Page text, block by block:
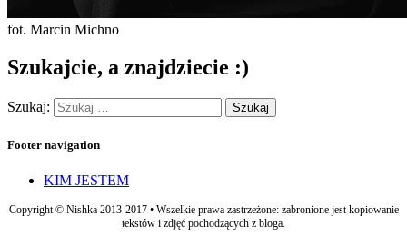
fot. Marcin Michno
Szukajcie, a znajdziecie :)
Szukaj:
Footer navigation
KIM JESTEM
Copyright © Nishka 2013-2017 • Wszelkie prawa zastrzeżone: zabronione jest kopiowanie
tekstów i zdjęć pochodzących z bloga.